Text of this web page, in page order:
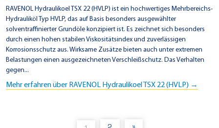
RAVENOL Hydraulikoel TSX 22 (HVLP) ist ein hochwertiges Mehrbereichs-
Hydrauliköl Typ HVLP, das auf Basis besonders ausgewählter
solventraffinierter Grundöle konzipiert ist. Es zeichnet sich besonders
durch einen hohen stabilen Viskositätsindex und zuverlässigen
Korrosionsschutz aus. Wirksame Zusätze bieten auch unter extremen
Belastungen einen ausgezeichneten Verschleißschutz. Das Verhalten
gegen...
Mehr erfahren über RAVENOL Hydraulikoel TSX 22 (HVLP) →